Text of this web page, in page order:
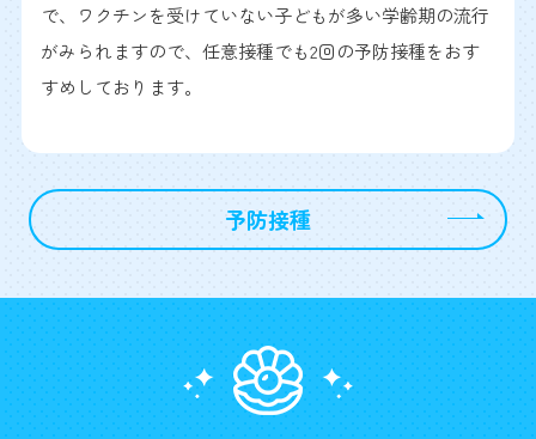
で、ワクチンを受けていない子どもが多い学齢期の流行
がみられますので、任意接種でも2回の予防接種をおす
すめしております。
予防接種